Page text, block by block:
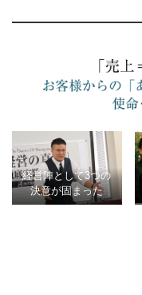
経営陣として3つの
決意が固まった